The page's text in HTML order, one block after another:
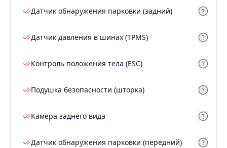
Датчик обнаружения парковки (задний)
Датчик давления в шинах (TPMS)
Контроль положения тела (ESC)
Подушка безопасности (шторка)
Камера заднего вида
Датчик обнаружения парковки (передний)